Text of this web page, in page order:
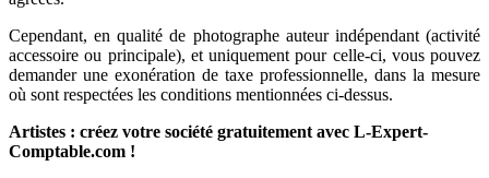
Cependant, en qualité de photographe auteur indépendant (activité
accessoire ou principale), et uniquement pour celle-ci, vous pouvez
demander une exonération de taxe professionnelle, dans la mesure
où sont respectées les conditions mentionnées ci-dessus.
Artistes : créez votre société gratuitement avec L-Expert-
Comptable.com !